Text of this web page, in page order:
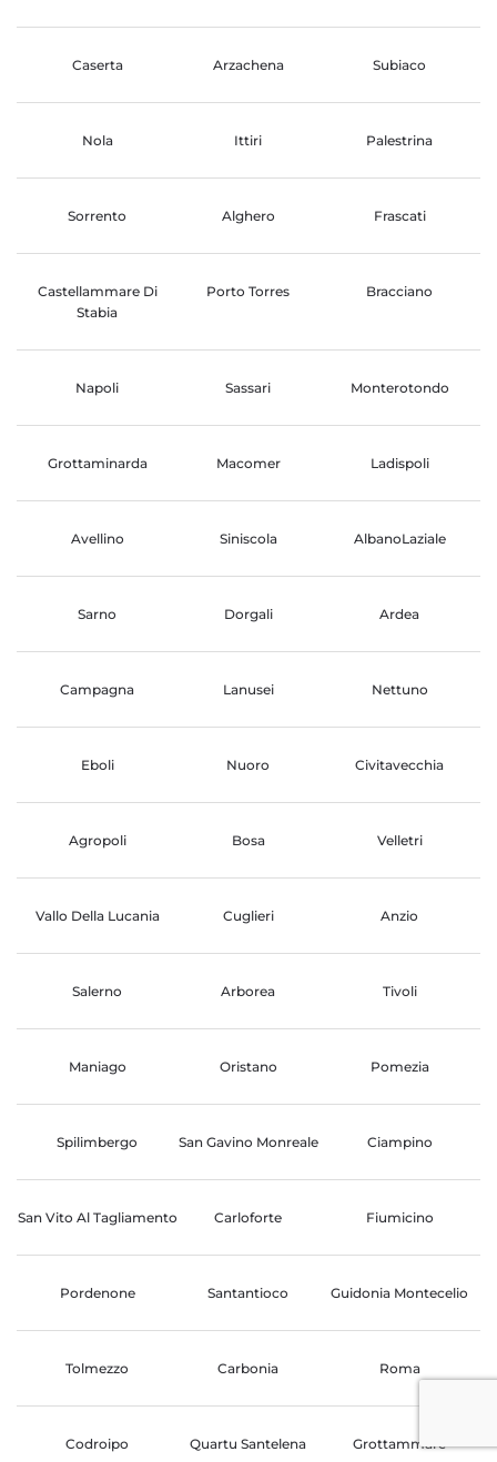
Caserta Arzachena Subiaco
Nola Ittiri Palestrina
Sorrento Alghero Frascati
Castellammare Di
Stabia
Porto Torres Bracciano
Napoli Sassari Monterotondo
Grottaminarda Macomer Ladispoli
Avellino Siniscola AlbanoLaziale
Sarno Dorgali Ardea
Campagna Lanusei Nettuno
Eboli Nuoro Civitavecchia
Agropoli Bosa Velletri
Vallo Della Lucania Cuglieri Anzio
Salerno Arborea Tivoli
Maniago Oristano Pomezia
Spilimbergo San Gavino Monreale Ciampino
San Vito Al Tagliamento Carloforte Fiumicino
Pordenone Santantioco Guidonia Montecelio
Tolmezzo Carbonia Roma
Codroipo Quartu Santelena Grottammare